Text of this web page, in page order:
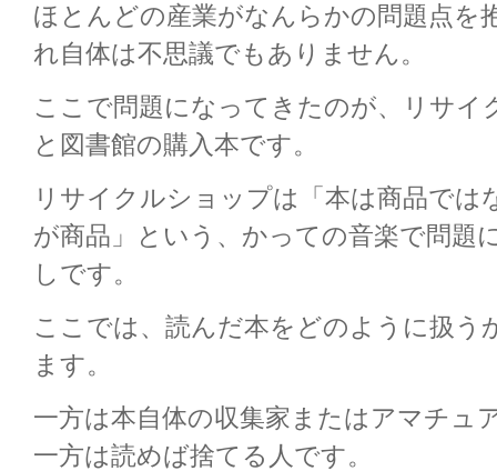
ほとんどの産業がなんらかの問題点を
れ自体は不思議でもありません。
ここで問題になってきたのが、リサイ
と図書館の購入本です。
リサイクルショップは「本は商品では
が商品」という、かっての音楽で問題
しです。
ここでは、読んだ本をどのように扱う
ます。
一方は本自体の収集家またはアマチュ
一方は読めば捨てる人です。